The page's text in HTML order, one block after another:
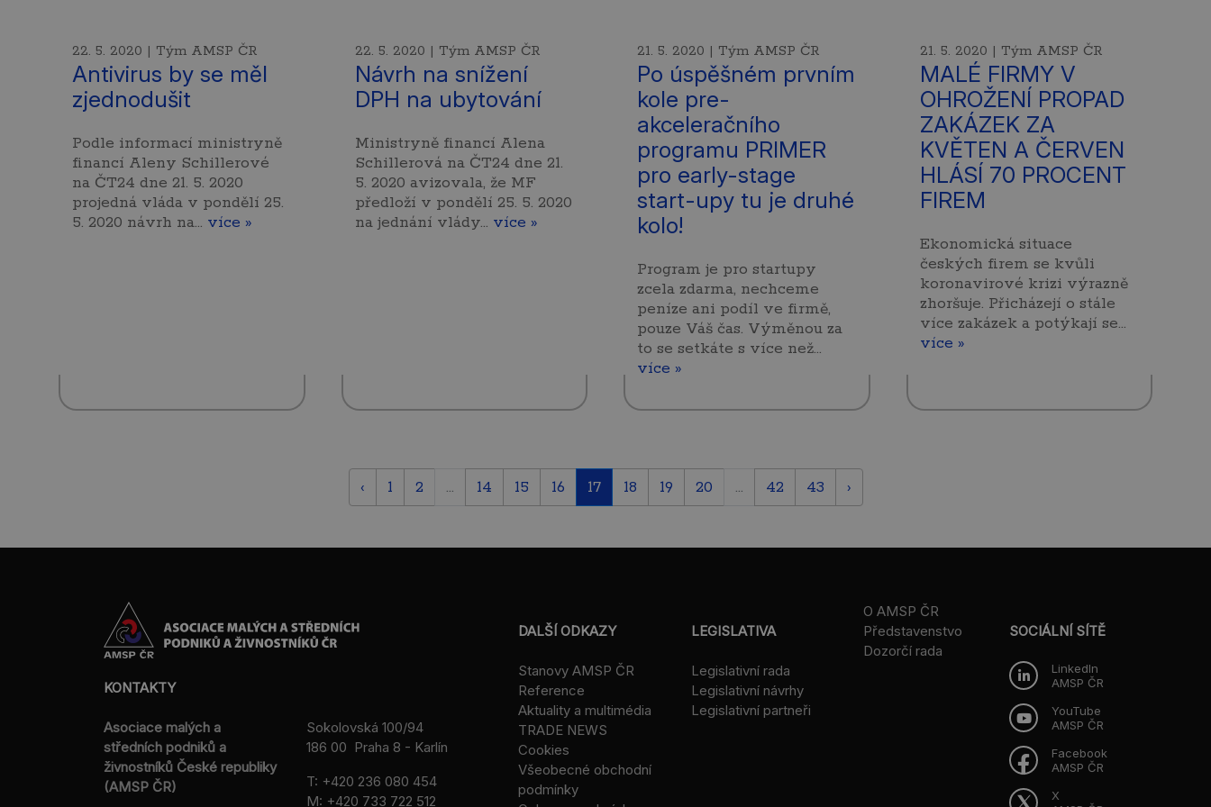
22. 5. 2020 | Tým AMSP ČR
Antivirus by se měl
zjednodušit
Podle informací ministryně
financí Aleny Schillerové
na ČT24 dne 21. 5. 2020
projedná vláda v pondělí 25.
5. 2020 návrh na… více »
22. 5. 2020 | Tým AMSP ČR
Návrh na snížení
DPH na ubytování
Ministryně financí Alena
Schillerová na ČT24 dne 21.
5. 2020 avizovala, že MF
předloží v pondělí 25. 5. 2020
na jednání vlády… více »
21. 5. 2020 | Tým AMSP ČR
Po úspěšném prvním
kole pre-
akceleračního
programu PRIMER
pro early-stage
start-upy tu je druhé
kolo!
Program je pro startupy
zcela zdarma, nechceme
peníze ani podíl ve firmě,
pouze Váš čas. Výměnou za
to se setkáte s více než…
více »
21. 5. 2020 | Tým AMSP ČR
MALÉ FIRMY V
OHROŽENÍ PROPAD
ZAKÁZEK ZA
KVĚTEN A ČERVEN
HLÁSÍ 70 PROCENT
FIREM
Ekonomická situace
českých firem se kvůli
koronavirové krizi výrazně
zhoršuje. Přicházejí o stále
více zakázek a potýkají se…
více »
‹ 1 2 ... 14 15 16 17 18 19 20 ... 42 43 ›
KONTAKTY
Asociace malých a
středních podniků a
živnostníků České republiky
(AMSP ČR)
Sokolovská 100/94
186 00 Praha 8 - Karlín
T: +420 236 080 454
M: +420 733 722 512
DALŠÍ ODKAZY
Stanovy AMSP ČR
Reference
Aktuality a multimédia
TRADE NEWS
Cookies
Všeobecné obchodní
podmínky
LEGISLATIVA
Legislativní rada
Legislativní návrhy
Legislativní partneři
O AMSP ČR
Představenstvo
Dozorčí rada
SOCIÁLNÍ SÍTĚ
LinkedIn
AMSP ČR
YouTube
AMSP ČR
Facebook
AMSP ČR
X